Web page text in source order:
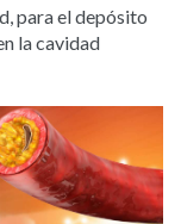
para el depósito
la cavidad